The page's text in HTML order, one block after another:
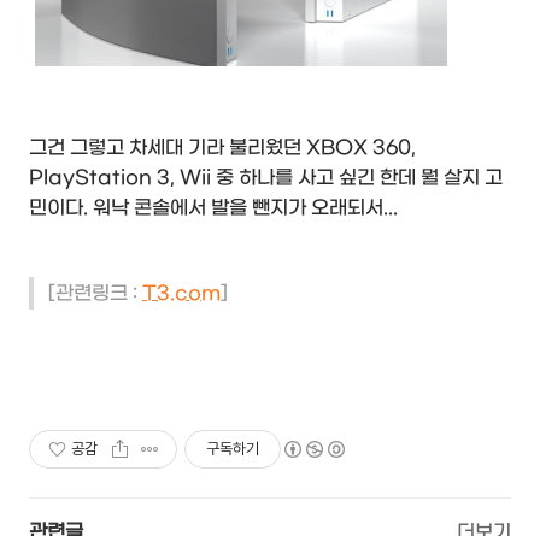
그건 그렇고 차세대 기라 불리웠던 XBOX 360,
PlayStation 3, Wii 중 하나를 사고 싶긴 한데 뭘 살지 고
민이다. 워낙 콘솔에서 발을 뺀지가 오래되서...
[관련링크 : T3.com]
공감 구독하기